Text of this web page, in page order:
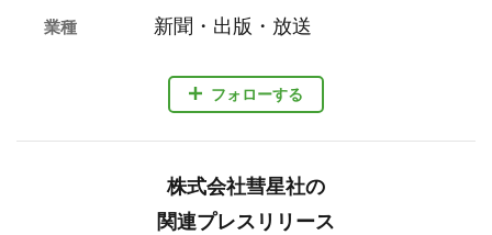
フォローする
業種 新聞・出版・放送
株式会社彗星社の
関連プレスリリース